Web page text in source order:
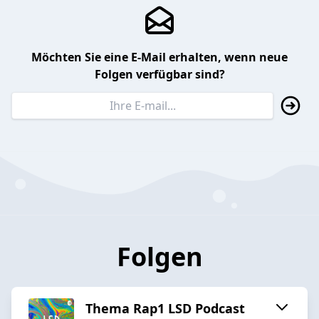
Möchten Sie eine E-Mail erhalten, wenn neue
Folgen verfügbar sind?
Folgen
Thema Rap1 LSD Podcast